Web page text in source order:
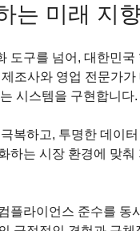
는 미래 지
도구를 넘어, 대한민
조사와 영업 전문가
시스템을 구현합니다.
복하고, 투명한 데이
하는 시장 환경에 맞
플라이언스 준수를